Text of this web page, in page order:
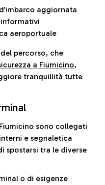
aggiornata
aeroportuale
percorso, che
a Fiumicino,
tranquillità tutte
sono collegati
e segnaletica
spostarsi tra le diverse
o di esigenze